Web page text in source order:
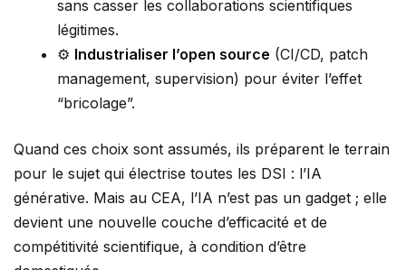
sans casser les collaborations scientifiques
légitimes.
⚙️ Industrialiser l’open source (CI/CD, patch
management, supervision) pour éviter l’effet
“bricolage”.
Quand ces choix sont assumés, ils préparent le terrain
pour le sujet qui électrise toutes les DSI : l’IA
générative. Mais au CEA, l’IA n’est pas un gadget ; elle
devient une nouvelle couche d’efficacité et de
compétitivité scientifique, à condition d’être